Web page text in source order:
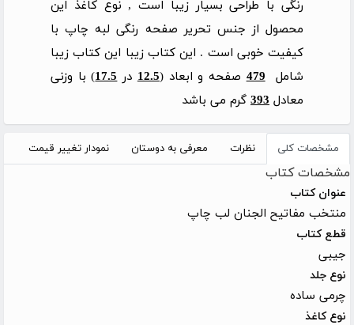
رنگی با طراحی بسیار زیبا است , نوع کاغذ این
محصول از جنس تحریر صفحه رنگی لبه چاپ با
کیفیت خوبی است . این کتاب زیبا این کتاب زیبا
شامل479صفحه و ابعاد (12.5در17.5) با وزنی
معادل 393 گرم می باشد
مشخصات کلی نظرات معرفی به دوستان نمودار تغییر قیمت
مشخصات کتاب
عنوان کتاب
منتخب مفاتیح الجنان لب چاپ
قطع کتاب
جیبی
نوع جلد
چرمی ساده
نوع کاغذ